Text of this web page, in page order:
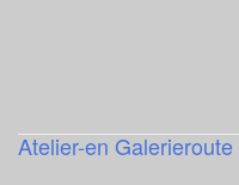
Atelier-en